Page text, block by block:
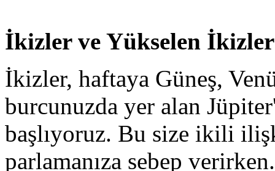
İkizler ve Yükselen
İkizler, haftaya Güneş,
burcunuzda yer alan
başlıyoruz. Bu size ikili
parlamanıza sebep